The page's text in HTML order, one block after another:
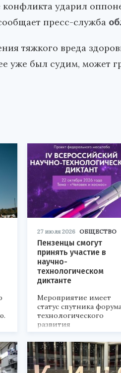
ударил
пресс-служба
тяжкого вреда
уже был судим, может
27 июля 2026 ОБЩЕСТВО
Пензенцы смогут
принять участие в
научно-
технологическом
диктанте
Мероприятие имеет
статус спутника
технологического
развития
«Технопром-2026».